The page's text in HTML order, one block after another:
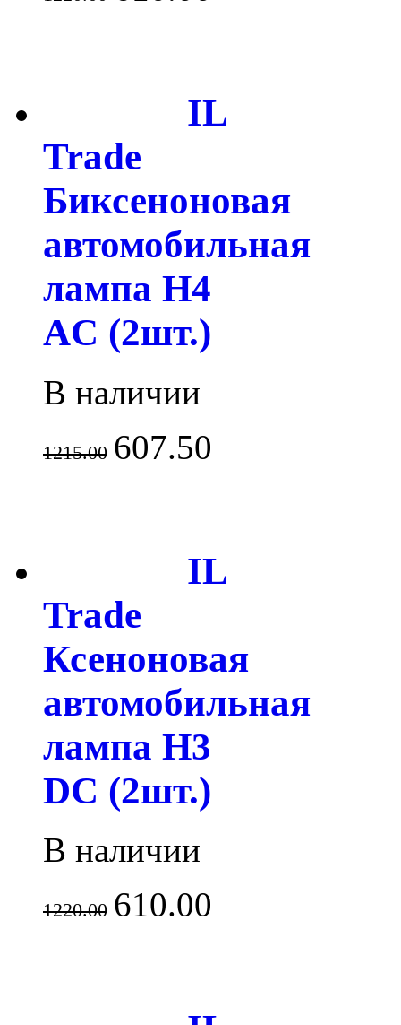
IL
Trade
Биксеноновая
автомобильная
лампа H4
AC (2шт.)
В наличии
1215.00 607.50
IL
Trade
Ксеноновая
автомобильная
лампа H3
DC (2шт.)
В наличии
1220.00 610.00